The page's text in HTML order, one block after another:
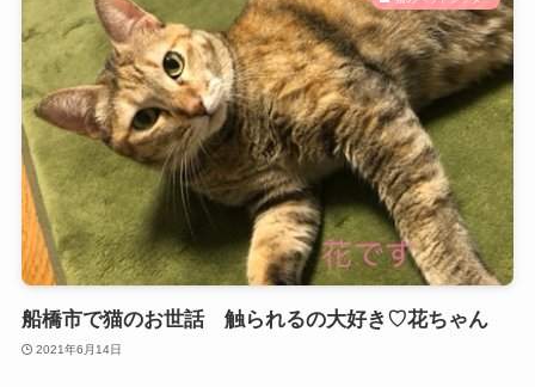
船橋市で猫のお世話 触られるの大好き♡花ちゃん
2021年6月14日